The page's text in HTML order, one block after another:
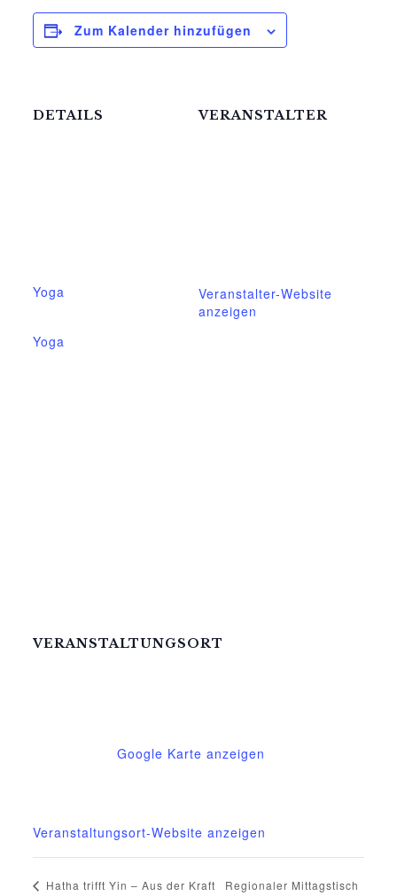
Zum Kalender hinzufügen
DETAILS
Yoga
Yoga
VERANSTALTER
Veranstalter-Website
anzeigen
VERANSTALTUNGSORT
Google Karte anzeigen
Veranstaltungsort-Website anzeigen
Hatha trifft Yin – Aus der Kraft
Regionaler Mittagstisch